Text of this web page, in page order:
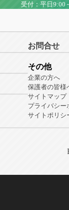
受付：平日9:00
お問合せ
その他
企業の方へ
保護者の皆様
サイトマップ
プライバシー
サイトポリシ